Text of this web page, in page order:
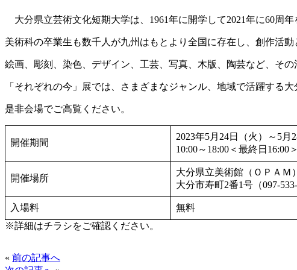
大分県立芸術文化短期大学は、1961年に開学して2021年に60周年
美術科の卒業生も数千人が九州はもとより全国に存在し、創作活
絵画、彫刻、染色、デザイン、工芸、写真、木版、陶芸など、その
「それぞれの今」展では、さまざまなジャンル、地域で活躍する
是非会場でご高覧ください。
開催期間
2023年5月24日（火）～5月
10:00～18:00＜最終日16:00＞
開催場所
大分県立美術館（ＯＰＡＭ
大分市寿町2番1号（097-533-
入場料
無料
※詳細はチラシをご確認ください。
« 前の記事へ